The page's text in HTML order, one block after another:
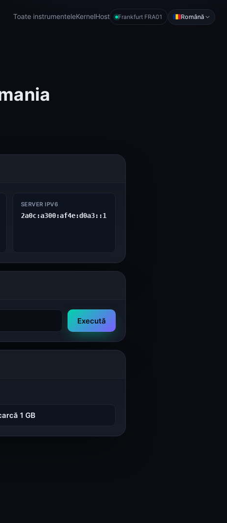
Toate instrumenteleKernelHost Frankfurt FRA01 Română
SERVER IPV6
2a0c:a300:af4e:d0a3::1
Execută
1 GB